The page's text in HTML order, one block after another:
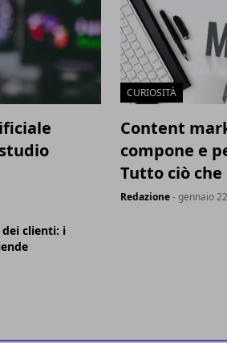
CURIOSITÀ
Content
compone e
Tutto ciò che
Redazione- gennaio
clienti: i